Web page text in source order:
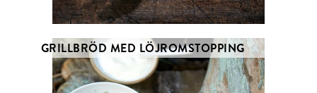
GRILLBRÖD MED LÖJROMSTOPPING